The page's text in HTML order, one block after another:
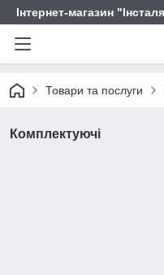
Інтернет-магазин
Товари та послуги
Комплектуючі